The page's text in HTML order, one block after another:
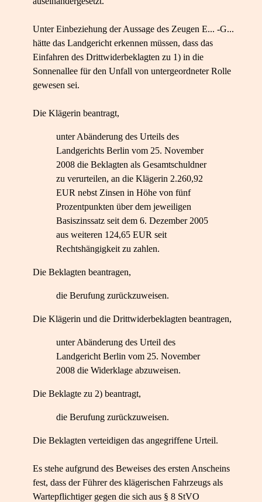
Unter Einbeziehung der Aussage des Zeugen E... -G...
hätte das Landgericht erkennen müssen, dass das
Einfahren des Drittwiderbeklagten zu 1) in die
Sonnenallee für den Unfall von untergeordneter Rolle
gewesen sei.
Die Klägerin beantragt,
unter Abänderung des Urteils des
Landgerichts Berlin vom 25. November
2008 die Beklagten als Gesamtschuldner
zu verurteilen, an die Klägerin 2.260,92
EUR nebst Zinsen in Höhe von fünf
Prozentpunkten über dem jeweiligen
Basiszinssatz seit dem 6. Dezember 2005
aus weiteren 124,65 EUR seit
Rechtshängigkeit zu zahlen.
Die Beklagten beantragen,
die Berufung zurückzuweisen.
Die Klägerin und die Drittwiderbeklagten beantragen,
unter Abänderung des Urteil des
Landgericht Berlin vom 25. November
2008 die Widerklage abzuweisen.
Die Beklagte zu 2) beantragt,
die Berufung zurückzuweisen.
Die Beklagten verteidigen das angegriffene Urteil.
Es stehe aufgrund des Beweises des ersten Anscheins
fest, dass der Führer des klägerischen Fahrzeugs als
Wartepflichtiger gegen die sich aus § 8 StVO